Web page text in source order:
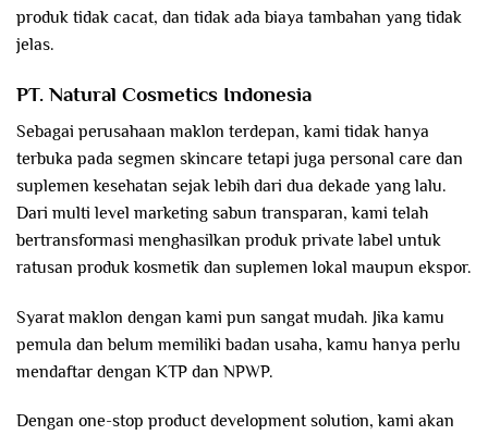
produk tidak cacat, dan tidak ada biaya tambahan yang tidak
jelas.
PT. Natural Cosmetics Indonesia
Sebagai perusahaan maklon terdepan, kami tidak hanya
terbuka pada segmen skincare tetapi juga personal care dan
suplemen kesehatan sejak lebih dari dua dekade yang lalu.
Dari multi level marketing sabun transparan, kami telah
bertransformasi menghasilkan produk private label untuk
ratusan produk kosmetik dan suplemen lokal maupun ekspor.
Syarat maklon dengan kami pun sangat mudah. Jika kamu
pemula dan belum memiliki badan usaha, kamu hanya perlu
mendaftar dengan KTP dan NPWP.
Dengan one-stop product development solution, kami akan